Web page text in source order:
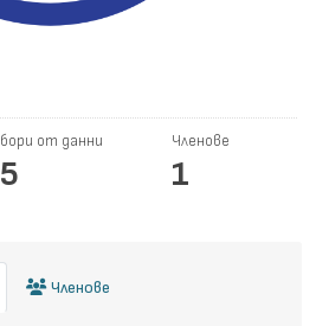
от данни Членове
1
Членове